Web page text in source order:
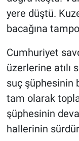
yere düştü.
bacağına
Cumhuriyet
üzerlerine atılı
suç şüphesinin
tam olarak
şüphesinin
hallerinin